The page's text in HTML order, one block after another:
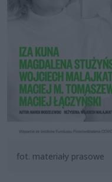
fot. materiały prasowe